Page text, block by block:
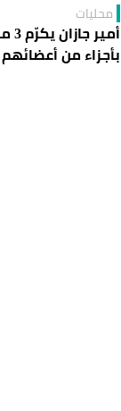
محليات
بأجزاء من أعضائهم